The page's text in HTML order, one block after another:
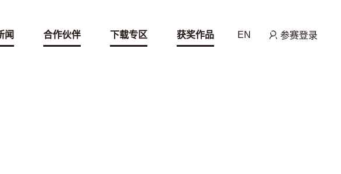
闻 合作伙伴 下载专区 获奖作品 EN 参赛登录